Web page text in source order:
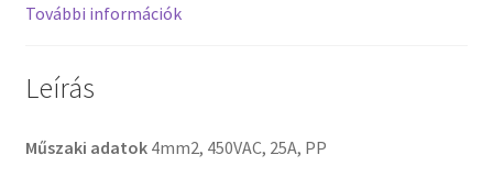
További információk
Leírás
Műszaki adatok 4mm2, 450VAC, 25A, PP